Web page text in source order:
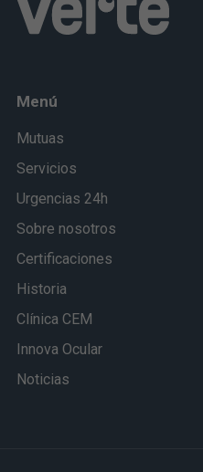
Menú
Mutuas
Servicios
Urgencias 24h
Sobre nosotros
Certificaciones
Historia
Clínica CEM
Innova Ocular
Noticias